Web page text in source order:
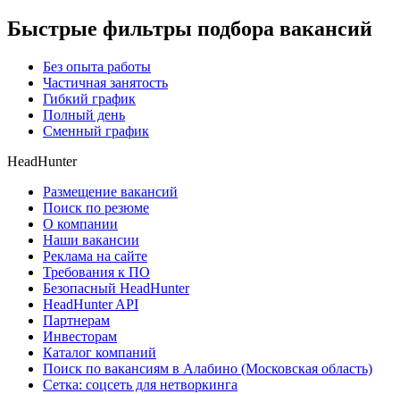
Быстрые фильтры подбора вакансий
Без опыта работы
Частичная занятость
Гибкий график
Полный день
Сменный график
HeadHunter
Размещение вакансий
Поиск по резюме
О компании
Наши вакансии
Реклама на сайте
Требования к ПО
Безопасный HeadHunter
HeadHunter API
Партнерам
Инвесторам
Каталог компаний
Поиск по вакансиям в Алабино (Московская область)
Сетка: соцсеть для нетворкинга